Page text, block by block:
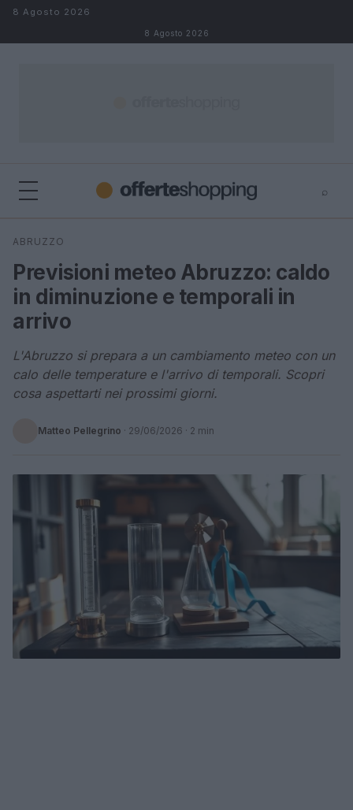
Salta al contenuto
8 Agosto 2026
8 Agosto 2026
⌕
Cerca
ABRUZZO
Previsioni meteo Abruzzo: caldo
in diminuzione e temporali in
arrivo
L'Abruzzo si prepara a un cambiamento meteo con un
calo delle temperature e l'arrivo di temporali. Scopri
cosa aspettarti nei prossimi giorni.
Matteo Pellegrino · 29/06/2026 · 2 min